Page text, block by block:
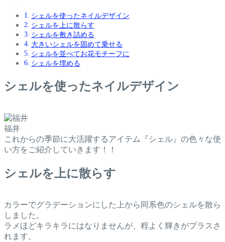
シェルを使ったネイルデザイン
シェルを上に散らす
シェルを敷き詰める
大きいシェルを固めて乗せる
シェルを並べてお花モチーフに
シェルを埋める
シェルを使ったネイルデザイン
福井
これからの季節に大活躍するアイテム『シェル』の色々な使
い方をご紹介していきます！！
シェルを上に散らす
カラーでグラデーションにした上から同系色のシェルを散ら
しました。
ラメほどキラキラにはなりませんが、程よく輝きがプラスさ
れます。